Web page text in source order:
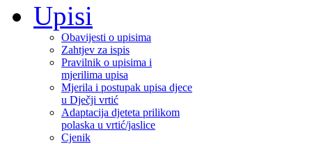
Upisi
Obavijesti o upisima
Zahtjev za ispis
Pravilnik o upisima i
mjerilima upisa
Mjerila i postupak upisa djece
u Dječji vrtić
Adaptacija djeteta prilikom
polaska u vrtić/jaslice
Cjenik